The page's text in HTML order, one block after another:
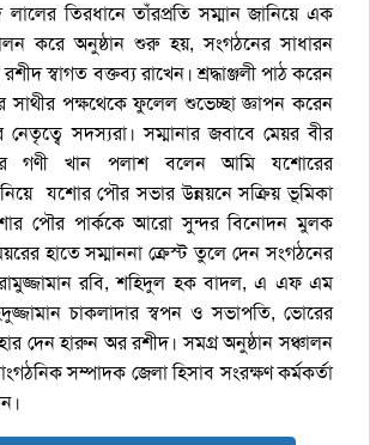
তিরধানে তাঁরপ্রতি সম্মান জানিয়ে এক
করে অনুষ্ঠান শুরু হয়, সংগঠনের সাধারন
স্বাগত বক্তব্য রাখেন। শ্রদ্ধাঞ্জলী পাঠ করেন
সাথীর পক্ষথেকে ফুলেল শুভেচ্ছা জ্ঞাপন করেন
সদস্যরা। সম্মানার জবাবে মেয়র বীর
গণী খান পলাশ বলেন আমি যশোরের
যশোর পৌর সভার উন্নয়নে সক্রিয় ভূমিকা
পৌর পার্ককে আরো সুন্দর বিনোদন মুলক
হাতে সম্মাননা ক্রেস্ট তুলে দেন সংগঠনের
রবি, শহিদুল হক বাদল, এ এফ এম
চাকলাদার স্বপন ও সভাপতি, ভোরের
দেন হারুন অর রশীদ। সমগ্র অনুষ্ঠান সঞ্চালন
সম্পাদক জেলা হিসাব সংরক্ষণ কর্মকর্তা